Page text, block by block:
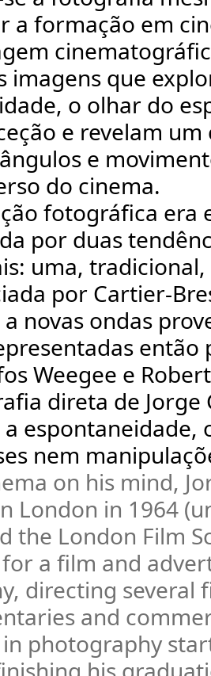
a formação em
imagens que
o olhar do
e revelam
e
do cinema.
fotográfica era
por duas
uma,
por Cartier-
a novas ondas
então
Weegee e
direta de Jorge
espontaneidade,
nem
on his mind,
London in 1964
the London Film
a film and
directing several
and
photography